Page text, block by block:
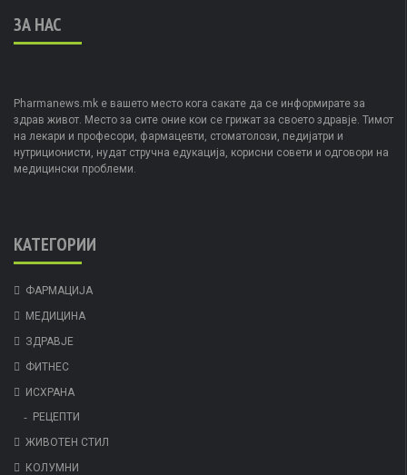
ЗА НАС
Pharmanews.mk е вашето место кога сакате да се информирате за
здрав живот. Место за сите оние кои се грижат за своето здравје. Тимот
на лекари и професори, фармацевти, стоматолози, педијатри и
нутриционисти, нудат стручна едукација, корисни совети и одговори на
медицински проблеми.
КАТЕГОРИИ
ФАРМАЦИЈА
МЕДИЦИНА
ЗДРАВЈЕ
ФИТНЕС
ИСХРАНА
РЕЦЕПТИ
ЖИВОТЕН СТИЛ
КОЛУМНИ